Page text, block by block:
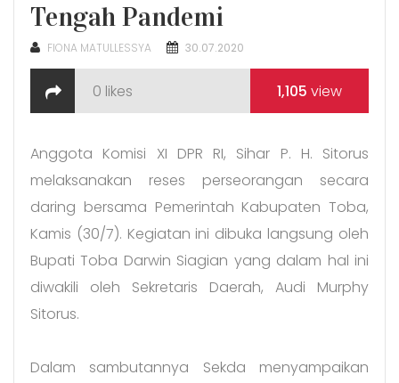
Tengah Pandemi
FIONA MATULLESSYA
POSTED
30.07.2020
0 likes 1,105 view
Anggota Komisi XI DPR RI, Sihar P. H. Sitorus
melaksanakan reses perseorangan secara
daring bersama Pemerintah Kabupaten Toba,
Kamis (30/7). Kegiatan ini dibuka langsung oleh
Bupati Toba Darwin Siagian yang dalam hal ini
diwakili oleh Sekretaris Daerah, Audi Murphy
Sitorus.
Dalam sambutannya Sekda menyampaikan